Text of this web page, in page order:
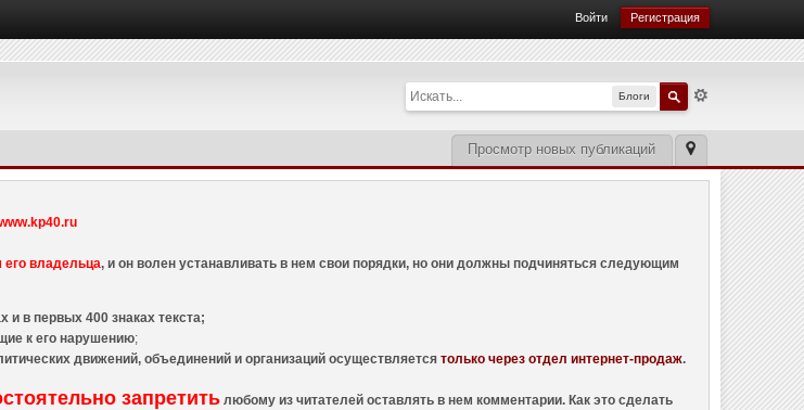
Войти Регистрация
Блоги
Просмотр новых публикаций
владельца, и он волен устанавливать в нем свои порядки, но они должны подчиняться следующим
и в первых 400 знаках текста;
к его нарушению;
движений, объединений и организаций осуществляетсятолько через отдел интернет-продаж.
запретить любому из читателей оставлять в нем комментарии. Как это сделать